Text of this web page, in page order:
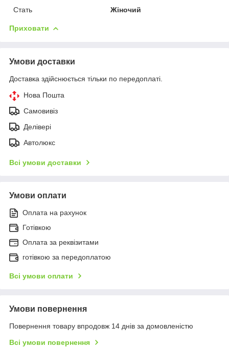
Стать
Жіночий
Приховати
Умови доставки
Доставка здійснюється тільки по передоплаті.
Нова Пошта
Самовивіз
Делівері
Автолюкс
Всі умови доставки
Умови оплати
Оплата на рахунок
Готівкою
Оплата за реквізитами
готівкою за передоплатою
Всі умови оплати
Умови повернення
Повернення товару впродовж 14 днів за домовленістю
Всі умови повернення